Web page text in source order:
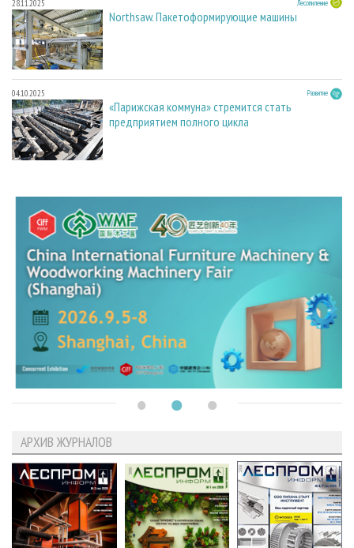
28.11.2025 Лесопиление
Northsaw. Пакетоформирующие машины
04.10.2025 Развитие
«Парижская коммуна» стремится стать
предприятием полного цикла
АРХИВ ЖУРНАЛОВ